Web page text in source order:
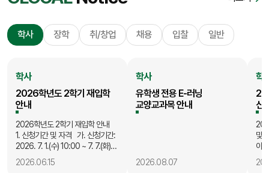
학사 장학 취/창업 채용 입찰 일반
학사
2026학년도 2학기 재입학
안내
2026학년도 2학기 재입학 안내
1. 신청기간 및 자격 가. 신청기간:
2026. 7. 1.(수) 10:00 ~ 7. 7.(화)
17:00 나. 신청자격: 본
캠퍼스에서 자퇴, 미등록 등의
2026.06.15
학사
유학생 전용 E-러닝
교양교과목 안내
2026.08.07
학
신
및
이
다
학